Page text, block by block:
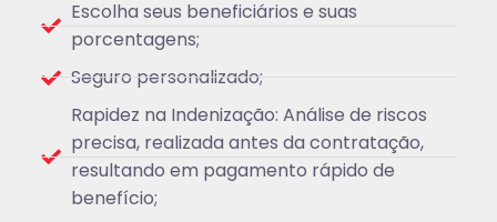
Escolha seus beneficiários e suas
porcentagens;
Seguro personalizado;
Rapidez na Indenização: Análise de riscos
precisa, realizada antes da contratação,
resultando em pagamento rápido de
benefício;